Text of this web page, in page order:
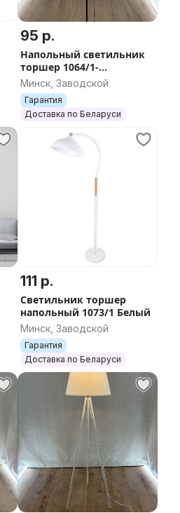
95 р.
Напольный светильник
торшер 1064/1-
Черный+Шампань
Минск, Заводской
Гарантия
Доставка по Беларуси
111 р.
Светильник торшер
напольный 1073/1 Белый
Минск, Заводской
Гарантия
Доставка по Беларуси